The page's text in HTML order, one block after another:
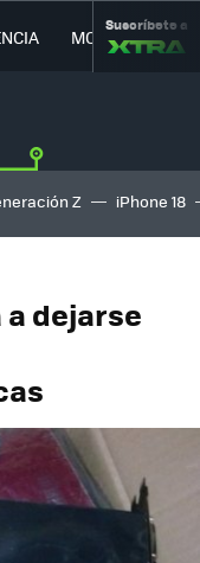
MOVILIDAD
Suscríbete a
Z iPhone 18
a dejarse